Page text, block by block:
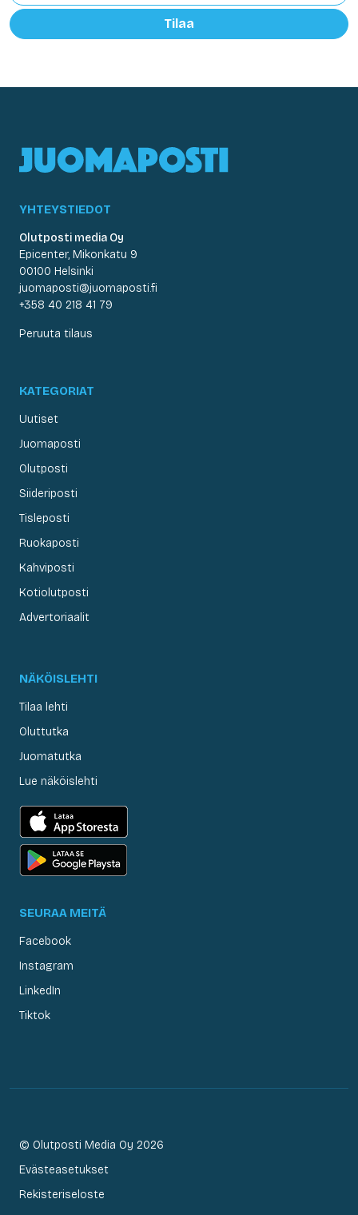
Tilaa
YHTEYSTIEDOT
Olutposti media Oy
Epicenter, Mikonkatu 9
00100 Helsinki
juomaposti@juomaposti.fi
+358 40 218 41 79
Peruuta tilaus
KATEGORIAT
Uutiset
Juomaposti
Olutposti
Siideriposti
Tisleposti
Ruokaposti
Kahviposti
Kotiolutposti
Advertoriaalit
NÄKÖISLEHTI
Tilaa lehti
Oluttutka
Juomatutka
Lue näköislehti
SEURAA MEITÄ
Facebook
Instagram
LinkedIn
Tiktok
© Olutposti Media Oy 2026
Evästeasetukset
Rekisteriseloste